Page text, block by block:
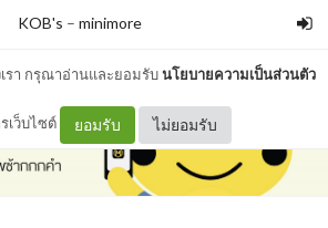
รา กรุณาอ่านและยอมรับนโยบายความเป็นส่วนตัว
เว็บไซต์ ยอมรับ ไม่ยอมรับ
KOB's – minimore